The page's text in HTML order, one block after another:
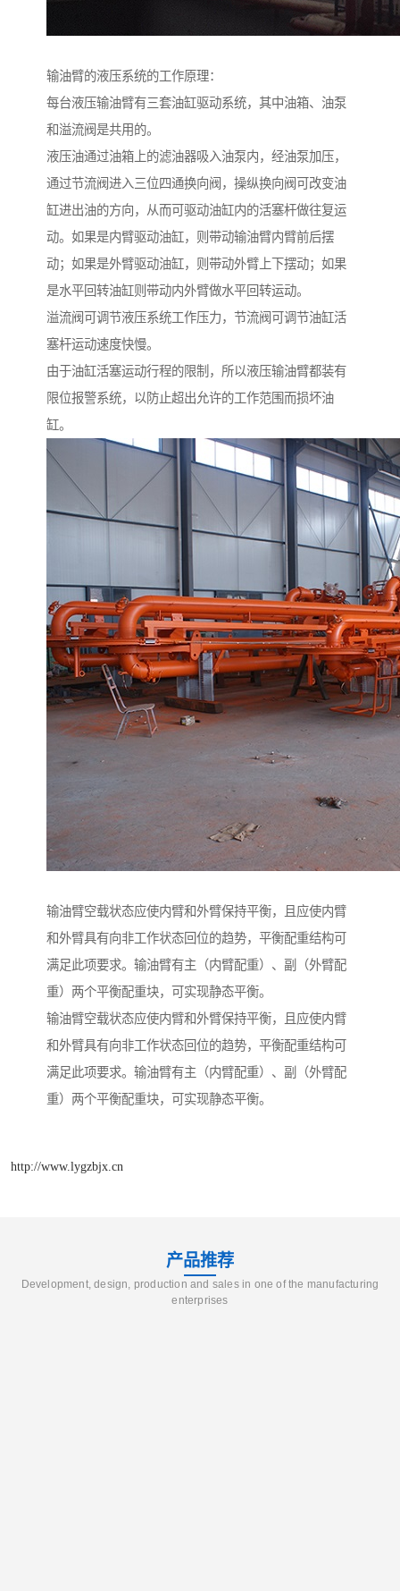
输油臂的液压系统的工作原理：
每台液压输油臂有三套油缸驱动系统，其中油箱、油泵
和溢流阀是共用的。
液压油通过油箱上的滤油器吸入油泵内，经油泵加压，
通过节流阀进入三位四通换向阀，操纵换向阀可改变油
缸进出油的方向，从而可驱动油缸内的活塞杆做往复运
动。如果是内臂驱动油缸，则带动输油臂内臂前后摆
动；如果是外臂驱动油缸，则带动外臂上下摆动；如果
是水平回转油缸则带动内外臂做水平回转运动。
溢流阀可调节液压系统工作压力，节流阀可调节油缸活
塞杆运动速度快慢。
由于油缸活塞运动行程的限制，所以液压输油臂都装有
限位报警系统，以防止超出允许的工作范围而损坏油
缸。
输油臂空载状态应使内臂和外臂保持平衡，且应使内臂
和外臂具有向非工作状态回位的趋势，平衡配重结构可
满足此项要求。输油臂有主（内臂配重）、副（外臂配
重）两个平衡配重块，可实现静态平衡。
输油臂空载状态应使内臂和外臂保持平衡，且应使内臂
和外臂具有向非工作状态回位的趋势，平衡配重结构可
满足此项要求。输油臂有主（内臂配重）、副（外臂配
重）两个平衡配重块，可实现静态平衡。
http://www.lygzbjx.cn
产品推荐
Development, design, production and sales in one of the manufacturing
enterprises